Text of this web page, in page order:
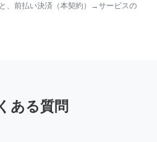
、前払い決済（本契約）→サービスの
ある質問